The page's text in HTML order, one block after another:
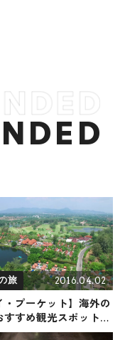
旅 2016.04.02
・プーケット】海外の
すすめ観光スポットや
をリポート